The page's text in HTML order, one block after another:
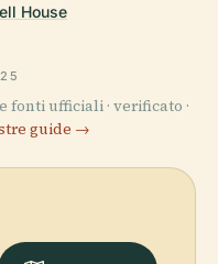
House
fonti ufficiali · verificato ·
guide →